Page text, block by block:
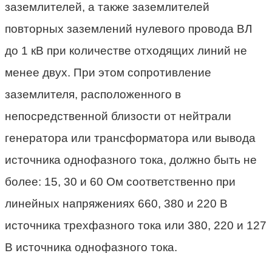
заземлителей, а также заземлителей
повторных заземлений нулевого провода ВЛ
до 1 кВ при количестве отходящих линий не
менее двух. При этом сопротивление
заземлителя, расположенного в
непосредственной близости от нейтрали
генератора или трансформатора или вывода
источника однофазного тока, должно быть не
более: 15, 30 и 60 Ом соответственно при
линейных напряжениях 660, 380 и 220 В
источника трехфазного тока или 380, 220 и 127
В источника однофазного тока.